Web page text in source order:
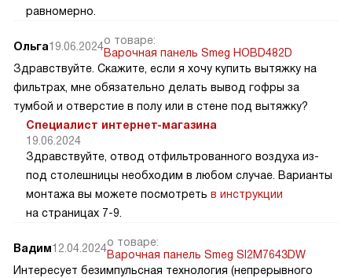
равномерно.
Ольга19.06.2024о товаре:
Варочная панель Smeg HOBD482D
Здравствуйте. Скажите, если я хочу купить вытяжку на
фильтрах, мне обязательно делать вывод гофры за
тумбой и отверстие в полу или в стене под вытяжку?
Специалист интернет-магазина
19.06.2024
Здравствуйте, отвод отфильтрованного воздуха из-
под столешницы необходим в любом случае. Варианты
монтажа вы можете посмотреть в инструкции
на страницах 7-9.
Вадим12.04.2024о товаре:
Варочная панель Smeg SI2M7643DW
Интересует безимпульсная технология (непрерывного